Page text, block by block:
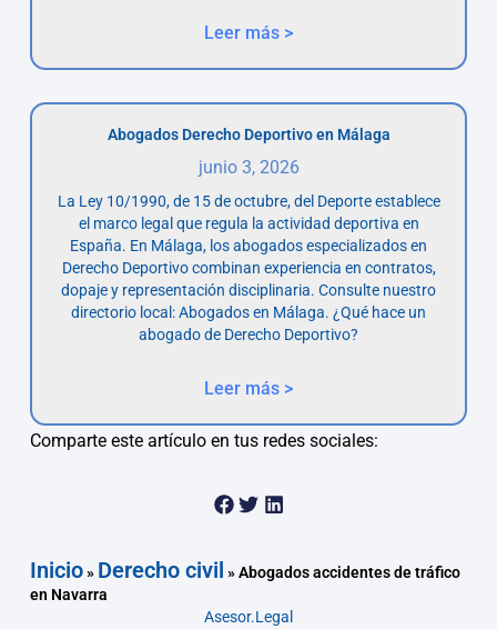
Leer más >
Abogados Derecho Deportivo en Málaga
junio 3, 2026
La Ley 10/1990, de 15 de octubre, del Deporte establece
el marco legal que regula la actividad deportiva en
España. En Málaga, los abogados especializados en
Derecho Deportivo combinan experiencia en contratos,
dopaje y representación disciplinaria. Consulte nuestro
directorio local: Abogados en Málaga. ¿Qué hace un
abogado de Derecho Deportivo?
Leer más >
Comparte este artículo en tus redes sociales:
Inicio» Derecho civil »Abogados accidentes de tráfico
en Navarra
Asesor.Legal